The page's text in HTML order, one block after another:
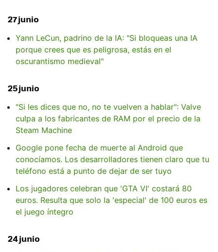
27 junio
Yann LeCun, padrino de la IA: "Si bloqueas una IA
porque crees que es peligrosa, estás en el
oscurantismo medieval"
25 junio
"Si les dices que no, no te vuelven a hablar": Valve
culpa a los fabricantes de RAM por el precio de la
Steam Machine
Google pone fecha de muerte al Android que
conocíamos. Los desarrolladores tienen claro que tu
teléfono está a punto de dejar de ser tuyo
Los jugadores celebran que 'GTA VI' costará 80
euros. Resulta que solo la 'especial' de 100 euros es
el juego íntegro
24 junio